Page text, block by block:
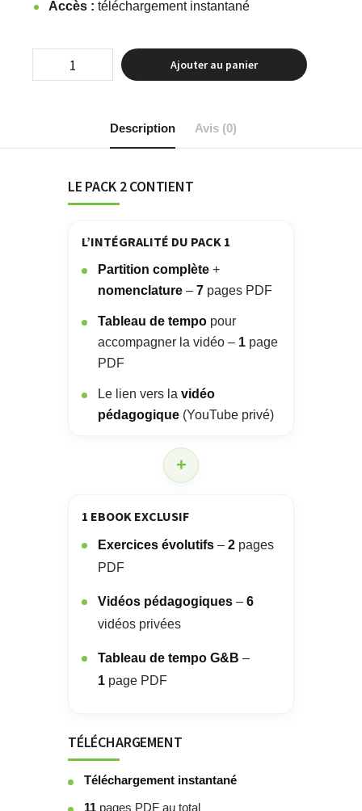
Accès : téléchargement instantané
Ajouter au panier
Description Avis (0)
LE PACK 2 CONTIENT
L’INTÉGRALITÉ DU PACK 1
Partition complète +
nomenclature – 7 pages PDF
Tableau de tempo pour
accompagner la vidéo – 1 page
PDF
Le lien vers la vidéo
pédagogique (YouTube privé)
+
1 EBOOK EXCLUSIF
Exercices évolutifs – 2 pages
PDF
Vidéos pédagogiques – 6
vidéos privées
Tableau de tempo G&B –
1 page PDF
TÉLÉCHARGEMENT
Téléchargement instantané
11 pages PDF au total